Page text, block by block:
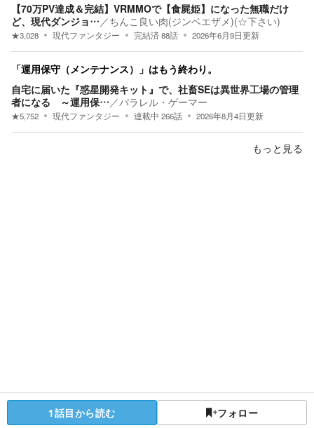
【70万PV達成＆完結】VRMMOで【食屍姫】になった無職だけ
ど、現代ダンジョ… ／ちんこ良い肉(ジンベエザメ)(☆下さい)
★3,028 現代ファンタジー 完結済88話 2026年6月9日更新
「運用保守（メンテナンス）」はもう終わり。
自宅に届いた『惑星開発キット』で、社畜SEは異世界工場の管理
者になる ～運用保… ／パラレル・ゲーマー
★5,752 現代ファンタジー 連載中 266話 2026年8月4日更新
もっと見る
1話目から読む フォロー